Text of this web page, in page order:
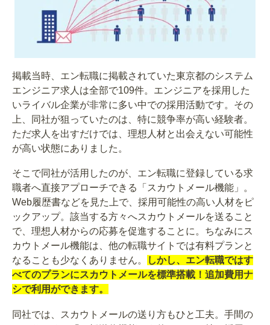
掲載当時、エン転職に掲載されていた東京都のシステム
エンジニア求人は全部で109件。エンジニアを採用した
いライバル企業が非常に多い中での採用活動です。その
上、同社が狙っていたのは、特に競争率が高い経験者。
ただ求人を出すだけでは、理想人材と出会えない可能性
が高い状態にありました。
そこで同社が活用したのが、エン転職に登録している求
職者へ直接アプローチできる「スカウトメール機能」。
Web履歴書などを見た上で、採用可能性の高い人材をピ
ックアップ。該当する方々へスカウトメールを送ること
で、理想人材からの応募を促進することに。ちなみにス
カウトメール機能は、他の転職サイトでは有料プランと
なることも少なくありません。
しかし、エン転職ではす
べてのプランにスカウトメールを標準搭載！追加費用ナ
シで利用ができます。
同社では、スカウトメールの送り方もひと工夫。手間の